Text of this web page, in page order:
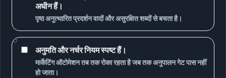
अधीन हैं।
पृष्ठ अनुत्थारित प्रदर्शन वादों और असुरक्षित शब्दों से बचता है।
अनुमति और नर्चर नियम स्पष्ट हैं।
मार्केटिंग ऑटोमेशन तब तक रोका रहता है जब तक अनुपालन गेट पास नहीं
हो जाता।